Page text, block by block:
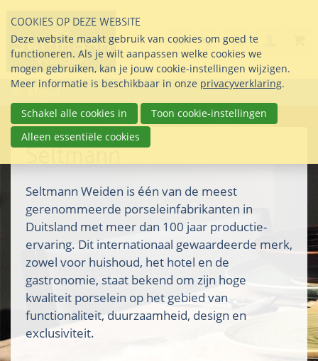
links
over
Direct
naar
inhoud
Direct
naar
het
info@seltmann-
Stel uw vraag
085 76 07 000
Search
Menu
Seltmann
Seltmann Weiden is één van de meest
gerenommeerde porseleinfabrikanten in
Duitsland met meer dan 100 jaar productie-
ervaring. Dit internationaal gewaardeerde merk,
zowel voor huishoud, het hotel en de
gastronomie, staat bekend om zijn hoge
kwaliteit porselein op het gebied van
functionaliteit, duurzaamheid, design en
exclusiviteit.
COOKIES OP DEZE WEBSITE
Deze website maakt gebruik van cookies om goed te
functioneren. Als je wilt aanpassen welke cookies we
mogen gebruiken, kan je jouw cookie-instellingen wijzigen.
Meer informatie is beschikbaar in onze privacyverklaring.
Schakel alle cookies in
Toon cookie-instellingen
Alleen essentiële cookies